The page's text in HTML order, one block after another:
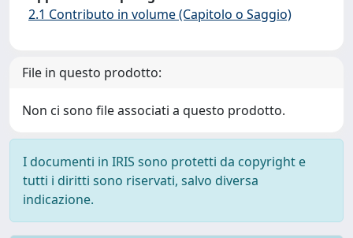
2.1 Contributo in volume (Capitolo o Saggio)
File in questo prodotto:
Non ci sono file associati a questo prodotto.
I documenti in IRIS sono protetti da copyright e
tutti i diritti sono riservati, salvo diversa
indicazione.